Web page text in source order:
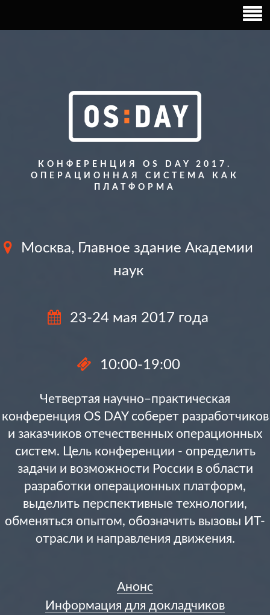
КОНФЕРЕНЦИЯ OS DAY 2017.
ОПЕРАЦИОННАЯ СИСТЕМА КАК
ПЛАТФОРМА
Москва, Главное здание Академии
наук
23-24 мая 2017 года
10:00-19:00
Четвертая научно–практическая
конференция OS DAY соберет разработчиков
и заказчиков отечественных операционных
систем. Цель конференции - определить
задачи и возможности России в области
разработки операционных платформ,
выделить перспективные технологии,
обменяться опытом, обозначить вызовы ИТ-
отрасли и направления движения.
Анонс
Информация для докладчиков